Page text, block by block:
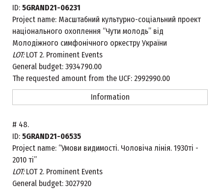
ID: 5GRAND21-06231
Project name: Масштабний культурно-соціальний проект
національного охоплення “Чути молодь” від
Молодіжного симфонічного оркестру України
LOT:LOT 2. Prominent Events
General budget: 3934790.00
The requested amount from the UCF: 2992990.00
Information
# 48.
ID: 5GRAND21-06535
Project name: “Умови видимості. Чоловіча лінія. 1930ті -
2010 ті”
LOT:LOT 2. Prominent Events
General budget: 3027920